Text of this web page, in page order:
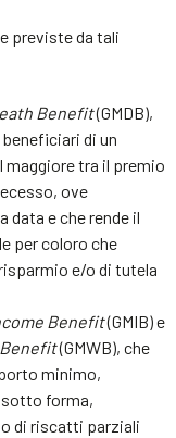
previste da tali
Benefit(GMDB),
di un
tra il premio
ove
data e che rende il
per coloro che
e/o di tutela
Benefit(GMIB) e
(GMWB), che
minimo,
forma,
di riscatti parziali